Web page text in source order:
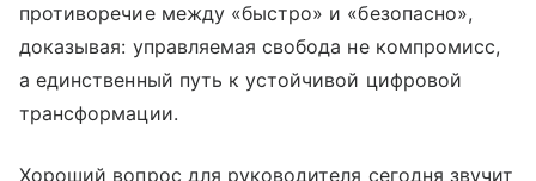
противоречие между «быстро» и «безопасно»,
доказывая: управляемая свобода не компромисс,
а единственный путь к устойчивой цифровой
трансформации.
Хороший вопрос для руководителя сегодня звучит